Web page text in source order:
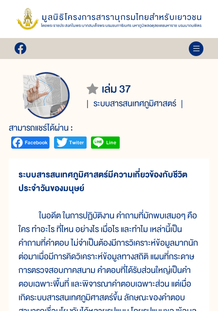
เล่ม 37
ระบบสารสนเทศภูมิศาสตร์
สามารถแชร์ได้ผ่าน :
ระบบสารสนเทศภูมิศาสตร์มีความเกี่ยวข้องกับชีวิต
ประจำวันของมนุษย์
ในอดีต ในการปฏิบัติงาน คำถามที่มักพบเสมอๆ คือ
ใคร ทำอะไร ที่ไหน อย่างไร เมื่อไร และทำไม เหล่านี้เป็น
คำถามที่คำตอบ ไม่จำเป็นต้องมีการวิเคราะห์ข้อมูลมากนัก
ต่อมาเมื่อมีการคิดวิเคราะห์ข้อมูลทางสถิติ แผนที่กระดาษ
การตรวจสอบภาคสนาม คำตอบที่ได้รับส่วนใหญ่เป็นคำ
ตอบเฉพาะพื้นที่ และพิจารณาคำตอบเฉพาะส่วน แต่เมื่อ
เกิดระบบสารสนเทศภูมิศาสตร์ขึ้น ลักษณะของคำตอบ